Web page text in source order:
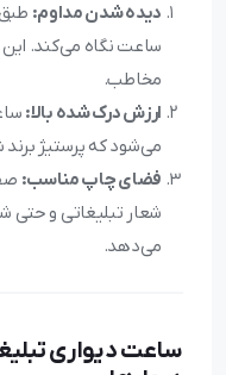
دیده شدن مداوم:
ساعت نگاه می‌کند. این
مخاطب.
ارزش درک شده بالا:
می‌شود که پرستیژ برند
فضای چاپ مناسب:
شعار تبلیغاتی و حتی
می‌دهد.
ساعت دیواری